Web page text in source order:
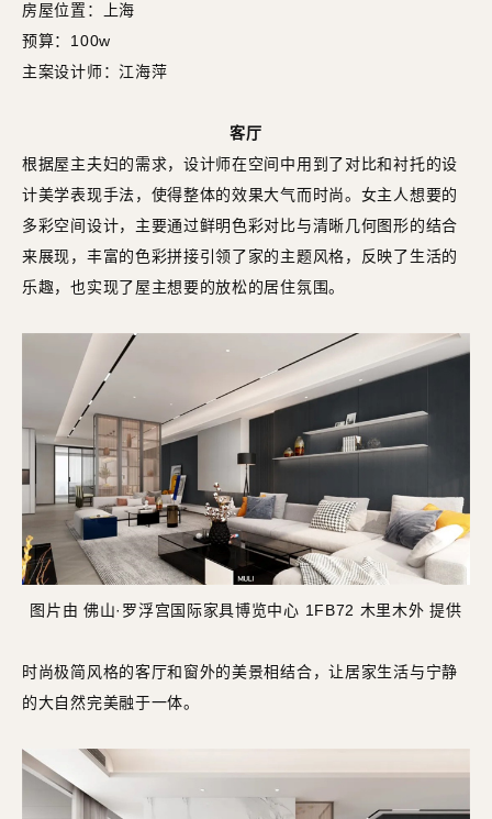
房屋位置：上海
预算：100w
主案设计师：江海萍
客厅
根据屋主夫妇的需求，设计师在空间中用到了对比和衬托的设
计美学表现手法，使得整体的效果大气而时尚。女主人想要的
多彩空间设计，主要通过鲜明色彩对比与清晰几何图形的结合
来展现，丰富的色彩拼接引领了家的主题风格，反映了生活的
乐趣，也实现了屋主想要的放松的居住氛围。
图片由 佛山·罗浮宫国际家具博览中心 1FB72 木里木外 提供
时尚极简风格的客厅和窗外的美景相结合，让居家生活与宁静
的大自然完美融于一体。